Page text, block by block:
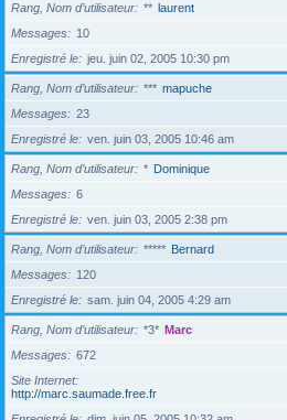
Rang, Nom d’utilisateur ** laurent
Messages
10
Enregistré le
jeu. juin 02, 2005 10:30 pm
Rang, Nom d’utilisateur *** mapuche
Messages
23
Enregistré le
ven. juin 03, 2005 10:46 am
Rang, Nom d’utilisateur * Dominique
Messages
6
Enregistré le
ven. juin 03, 2005 2:38 pm
Rang, Nom d’utilisateur ***** Bernard
Messages
120
Enregistré le
sam. juin 04, 2005 4:29 am
Rang, Nom d’utilisateur *3* Marc
Messages
672
Site Internet
http://marc.saumade.free.fr